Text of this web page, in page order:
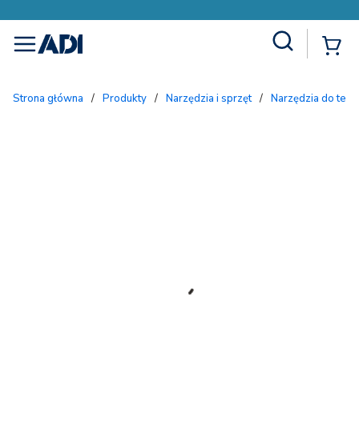
menu
Strona główna / Produkty / Narzędzia i sprzęt / Narzędzia do